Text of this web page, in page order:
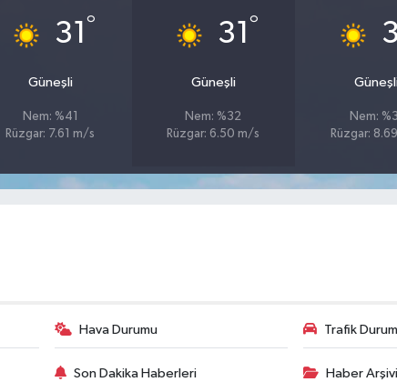
31 °
Güneşli
Nem: %41
Rüzgar: 7.61 m/s
31 °
Güneşli
Nem: %32
Rüzgar: 6.50 m/s
Nem:
Rüzgar:
Hava Durumu Trafik
Son Dakika Haberleri Haber Arşivi